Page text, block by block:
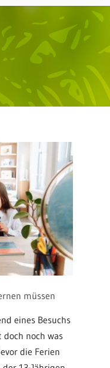
müssen
eines Besuchs
doch noch was
die Ferien